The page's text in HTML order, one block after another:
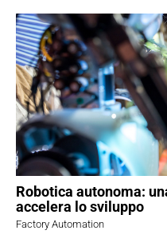
Robotica autonoma:
accelera lo sviluppo
Factory Automation